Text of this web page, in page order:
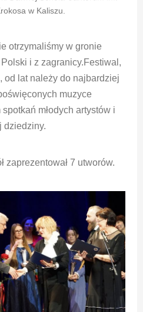
w Kaliszu.
otrzymaliśmy w gronie
i z zagranicy.Festiwal,
od lat należy do najbardziej
muzyce
młodych artystów i
dziedziny.
zaprezentował 7 utworów.